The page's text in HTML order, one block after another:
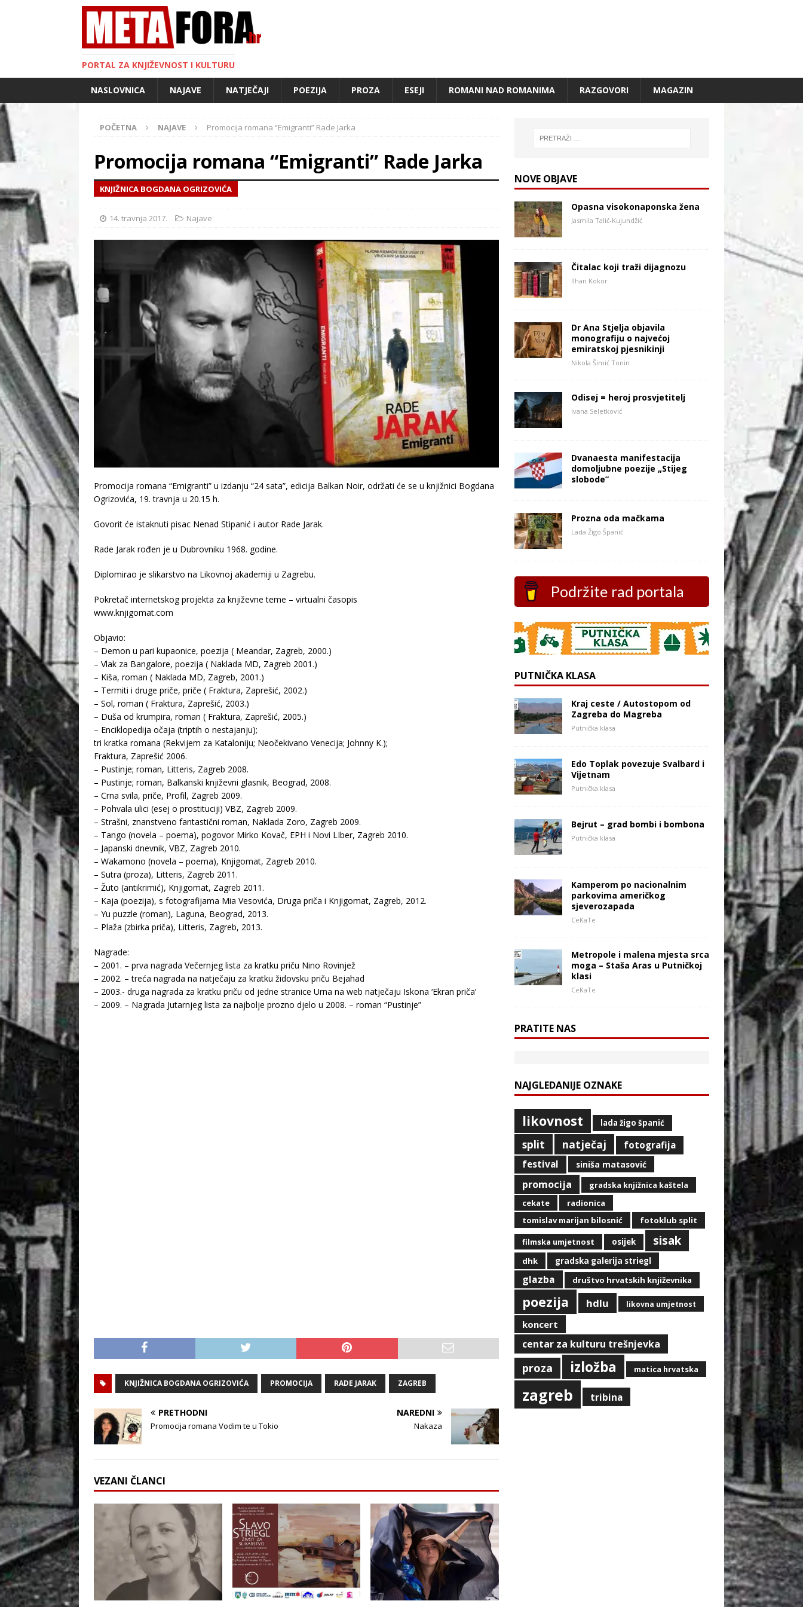
PORTAL ZA KNJIŽEVNOST I KULTURU
NASLOVNICA NAJAVE NATJEČAJI POEZIJA PROZA ESEJI ROMANI NAD ROMANIMA RAZGOVORI MAGAZIN
POČETNA NAJAVE Promocija romana “Emigranti” Rade Jarka
Promocija romana “Emigranti” Rade Jarka
KNJIŽNICA BOGDANA OGRIZOVIĆA
14. travnja 2017. Najave
Promocija romana “Emigranti” u izdanju “24 sata”, edicija Balkan Noir, održati će se u knjižnici Bogdana
Ogrizovića, 19. travnja u 20.15 h.
Govorit će istaknuti pisac Nenad Stipanić i autor Rade Jarak.
Rade Jarak rođen je u Dubrovniku 1968. godine.
Diplomirao je slikarstvo na Likovnoj akademiji u Zagrebu.
Pokretač internetskog projekta za književne teme – virtualni časopis
www.knjigomat.com
Objavio:
– Demon u pari kupaonice, poezija ( Meandar, Zagreb, 2000.)
– Vlak za Bangalore, poezija ( Naklada MD, Zagreb 2001.)
– Kiša, roman ( Naklada MD, Zagreb, 2001.)
– Termiti i druge priče, priče ( Fraktura, Zaprešić, 2002.)
– Sol, roman ( Fraktura, Zaprešić, 2003.)
– Duša od krumpira, roman ( Fraktura, Zaprešić, 2005.)
– Enciklopedija očaja (triptih o nestajanju);
tri kratka romana (Rekvijem za Kataloniju; Neočekivano Venecija; Johnny K.);
Fraktura, Zaprešić 2006.
– Pustinje; roman, Litteris, Zagreb 2008.
– Pustinje; roman, Balkanski književni glasnik, Beograd, 2008.
– Crna svila, priče, Profil, Zagreb 2009.
– Pohvala ulici (esej o prostituciji) VBZ, Zagreb 2009.
– Strašni, znanstveno fantastični roman, Naklada Zoro, Zagreb 2009.
– Tango (novela – poema), pogovor Mirko Kovač, EPH i Novi LIber, Zagreb 2010.
– Japanski dnevnik, VBZ, Zagreb 2010.
– Wakamono (novela – poema), Knjigomat, Zagreb 2010.
– Sutra (proza), Litteris, Zagreb 2011.
– Žuto (antikrimić), Knjigomat, Zagreb 2011.
– Kaja (poezija), s fotografijama Mia Vesovića, Druga priča i Knjigomat, Zagreb, 2012.
– Yu puzzle (roman), Laguna, Beograd, 2013.
– Plaža (zbirka priča), Litteris, Zagreb, 2013.
Nagrade:
– 2001. – prva nagrada Večernjeg lista za kratku priču Nino Rovinjež
– 2002. – treća nagrada na natječaju za kratku židovsku priču Bejahad
– 2003.- druga nagrada za kratku priču od jedne stranice Urna na web natječaju Iskona ‘Ekran priča’
– 2009. – Nagrada Jutarnjeg lista za najbolje prozno djelo u 2008. – roman “Pustinje”
KNJIŽNICA BOGDANA OGRIZOVIĆA PROMOCIJA RADE JARAK ZAGREB
PRETHODNI
Promocija romana Vodim te u Tokio
NAREDNI
Nakaza
VEZANI ČLANCI
NOVE OBJAVE
Opasna visokonaponska žena
Jasmila Talić-Kujundžić
Čitalac koji traži dijagnozu
Ilhan Kokor
Dr Ana Stjelja objavila
monografiju o najvećoj
emiratskoj pjesnikinji
Nikola Šimić Tonin
Odisej = heroj prosvjetitelj
Ivana Seletković
Dvanaesta manifestacija
domoljubne poezije „Stijeg
slobode”
Prozna oda mačkama
Lada Žigo Španić
Podržite rad portala
PUTNIČKA KLASA
Kraj ceste / Autostopom od
Zagreba do Magreba
Putnička klasa
Edo Toplak povezuje Svalbard i
Vijetnam
Putnička klasa
Bejrut – grad bombi i bombona
Putnička klasa
Kamperom po nacionalnim
parkovima američkog
sjeverozapada
CeKaTe
Metropole i malena mjesta srca
moga – Staša Aras u Putničkoj
klasi
CeKaTe
PRATITE NAS
NAJGLEDANIJE OZNAKE
likovnost lada žigo španić
split natječaj
fotografija
festival
siniša matasović
promocija gradska knjižnica kaštela
cekate
radionica
tomislav marijan bilosnić
fotoklub split
filmska umjetnost osijek sisak
dhk gradska galerija striegl
glazba društvo hrvatskih književnika
poezija hdlu likovna umjetnost
koncert
centar za kulturu trešnjevka
proza izložba matica hrvatska
zagreb tribina